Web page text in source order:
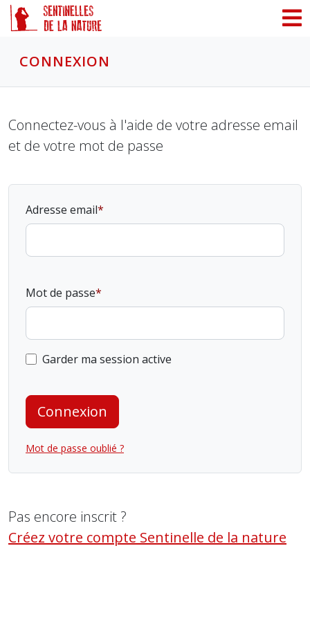
CONNEXION
Connectez-vous à l'aide de votre adresse email
et de votre mot de passe
Adresse email
Mot de passe
Garder ma session active
Connexion
Mot de passe oublié ?
Pas encore inscrit ?
Créez votre compte Sentinelle de la nature
Panneau de gestion des cookies